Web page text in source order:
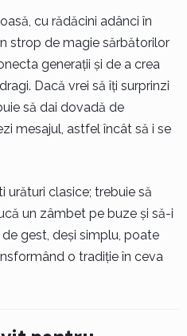
cu rădăcini adânci în
strop de magie sărbătorilor
generații și de a crea
Dacă vrei să îți surprinzi
să dai dovadă de
mesajul, astfel încât să i se
urături clasice; trebuie să
un zâmbet pe buze și să-i
gest, deși simplu, poate
o tradiție în ceva